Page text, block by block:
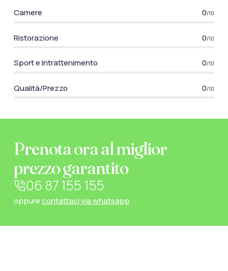
Camere 0/10
Ristorazione 0/10
Sport e Intrattenimento 0/10
Qualità/Prezzo 0/10
Prenota ora al miglior
prezzo garantito
06 87 155 155
oppurecontattaci via whatsapp